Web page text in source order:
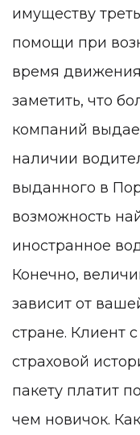
имуществу
помощи при
время
заметить, что
компаний
наличии
выданного в
возможность
иностранное
Конечно,
зависит от
стране. Клиент
страховой
пакету платит
чем новичок.